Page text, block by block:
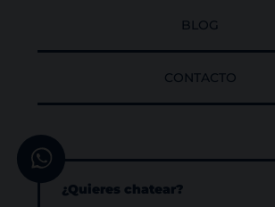
BLOG
CONTACTO
¿Quieres chatear?